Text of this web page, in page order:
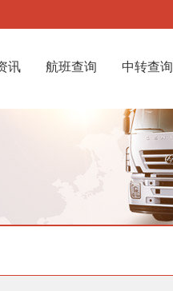
讯 航班查询 中转查询